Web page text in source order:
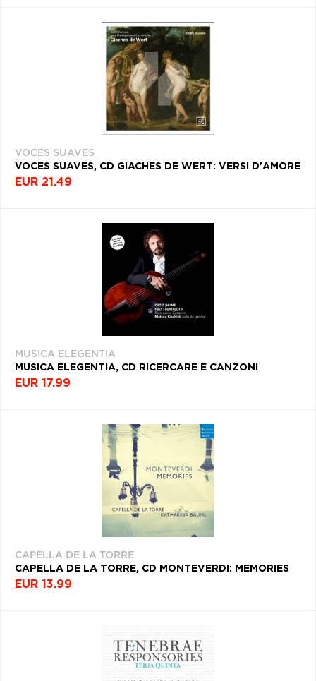
VOCES SUAVES
VOCES SUAVES, CD GIACHES DE WERT: VERSI D'AMORE
EUR 21.49
MUSICA ELEGENTIA
MUSICA ELEGENTIA, CD RICERCARE E CANZONI
EUR 17.99
CAPELLA DE LA TORRE
CAPELLA DE LA TORRE, CD MONTEVERDI: MEMORIES
EUR 13.99